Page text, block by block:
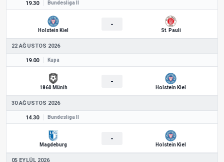
19.30 Bundesliga II
Holstein Kiel
-
St. Pauli
22 AĞUSTOS 2026
19.00 Kupa
1860 Münih
-
Holstein Kiel
30 AĞUSTOS 2026
14.30 Bundesliga II
Magdeburg
-
Holstein Kiel
05 EYLÜL 2026